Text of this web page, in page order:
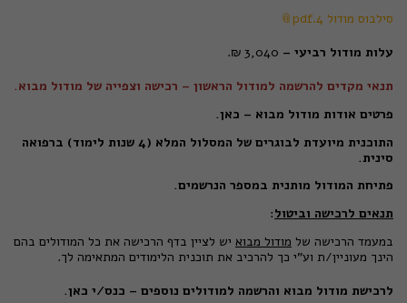
סילבוס מודול 4.pdf
עלות מודול רביעי –
תנאי מקדים להרשמה למודול הראשון – רכישה וצפייה של מודול מבוא.
פרטים אודות מודול מבוא – כאן.
התוכנית מיועדת לבוגרים של המסלול המלא (4 שנות לימוד) ברפואה
סינית.
פתיחת המודול מותנית במספר הנרשמים.
תנאים לרכישה וביטול:
במעמד הרכישה של מודול מבוא יש לציין בדף הרכישה את כל המודולים בהם
הינך מעוניין/ת וע"י כך להרכיב את תוכנית הלימודים המתאימה לך.
לרכישת מודול מבוא והרשמה למודולים נוספים – כנס/י כאן.